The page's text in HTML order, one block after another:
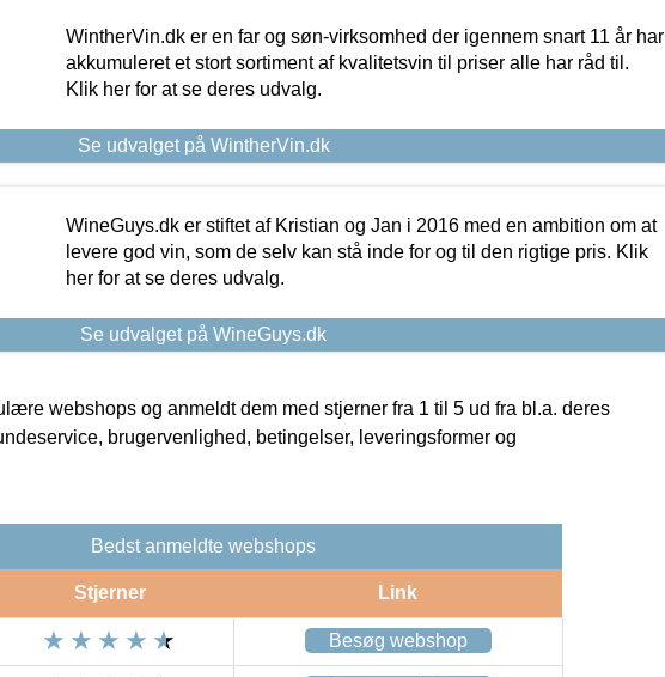
WintherVin.dk er en far og søn-virksomhed der igennem snart 11 år har
akkumuleret et stort sortiment af kvalitetsvin til priser alle har råd til.
Klik her for at se deres udvalg.
Se udvalget på WintherVin.dk
WineGuys.dk er stiftet af Kristian og Jan i 2016 med en ambition om at
levere god vin, som de selv kan stå inde for og til den rigtige pris. Klik
her for at se deres udvalg.
Se udvalget på WineGuys.dk
webshops og anmeldt dem med stjerner fra 1 til 5 ud fra bl.a. deres
brugervenlighed, betingelser, leveringsformer og
Bedst anmeldte webshops
Stjerner Link
Besøg webshop